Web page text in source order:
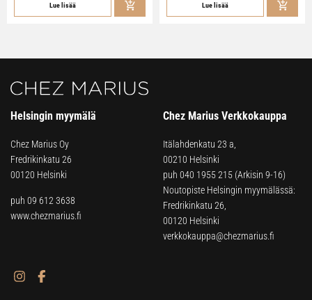
Lue lisää Lue lisää
Helsingin myymälä
Chez Marius Oy
Fredrikinkatu 26
00120 Helsinki
puh 09 612 3638
www.chezmarius.fi
Chez Marius Verkkokauppa
Itälahdenkatu 23 a,
00210 Helsinki
puh 040 1955 215 (Arkisin 9-16)
Noutopiste Helsingin myymälässä:
Fredrikinkatu 26,
00120 Helsinki
verkkokauppa@chezmarius.fi